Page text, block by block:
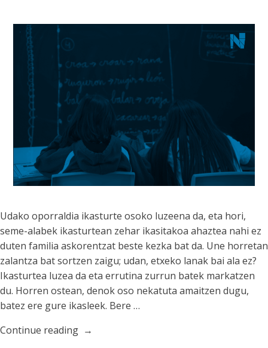
Udako oporraldia ikasturte osoko luzeena da, eta hori,
seme-alabek ikasturtean zehar ikasitakoa ahaztea nahi ez
duten familia askorentzat beste kezka bat da. Une horretan
zalantza bat sortzen zaigu; udan, etxeko lanak bai ala ez?
Ikasturtea luzea da eta errutina zurrun batek markatzen
du. Horren ostean, denok oso nekatuta amaitzen dugu,
batez ere gure ikasleek. Bere …
Continue reading“Etxerako